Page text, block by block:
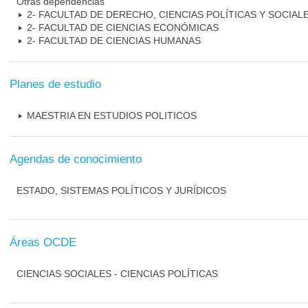
2- FACULTAD DE DERECHO, CIENCIAS POLÍTICAS Y
2- FACULTAD DE CIENCIAS ECONÓMICAS
2- FACULTAD DE CIENCIAS HUMANAS
Planes de estudio
MAESTRIA EN ESTUDIOS POLITICOS
Agendas de conocimiento
ESTADO, SISTEMAS POLÍTICOS Y JURÍDICOS
Áreas OCDE
CIENCIAS SOCIALES - CIENCIAS POLÍTICAS